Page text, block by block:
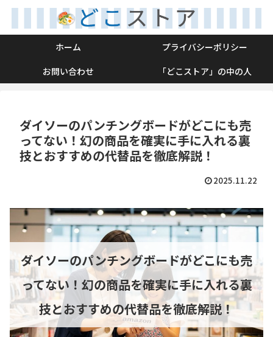
ホーム
プライバシーポリシー
お問い合わせ
「どこストア」の中の人
ダイソーのパンチングボードがどこにも売
ってない！幻の商品を確実に手に入れる裏
技とおすすめの代替品を徹底解説！
2025.11.22
ダイソーのパンチングボードがどこにも売
ってない！幻の商品を確実に手に入れる裏
技とおすすめの代替品を徹底解説！